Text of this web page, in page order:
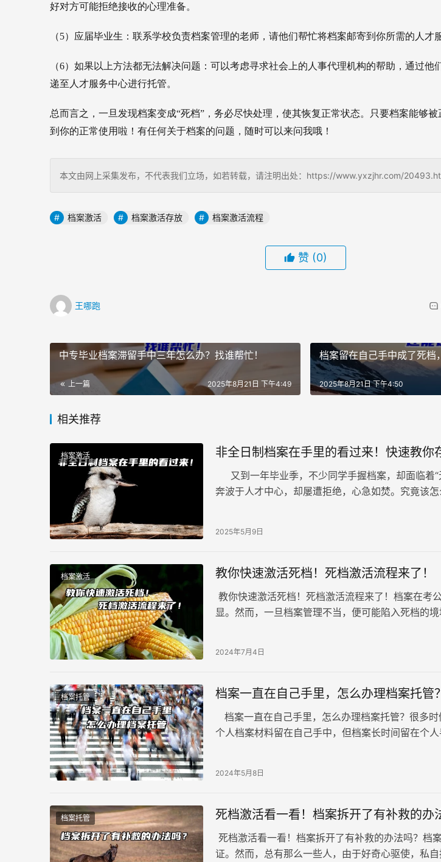
好对方可能拒绝接收的心理准备。
（5）应届毕业生：联系学校负责档案管理的老师，请他们帮忙将档案邮寄到你所需的人才
（6）如果以上方法都无法解决问题：可以考虑寻求社会上的人事代理机构的帮助，通过他
递至人才服务中心进行托管。
总而言之，一旦发现档案变成“死档”，务必尽快处理，使其恢复正常状态。只要档案能够
到你的正常使用啦！ 有任何关于档案的问题，随时可以来问我哦！
本文由网上采集发布，不代表我们立场，如若转载，请注明出处：https://www.yxzjhr.com/
档案激活 档案激活存放 档案激活流程
赞 (0)
王哪跑
中专毕业档案滞留手中三年怎么办？找谁帮忙！
上一篇 2025年8月21日 下午4:49
档案留在自己手中成了死档
2025年8月21日 下午4:50
相关推荐
档案激活 非全日制档案在手里的看过来！快速教你
又到一年毕业季，不少同学手握档案，却面临着“
奔波于人才中心，却屡遭拒绝，心急如焚。究竟该
2025年5月9日
档案激活 教你快速激活死档！死档激活流程来了！
教你快速激活死档！死档激活流程来了！档案在考
显。然而，一旦档案管理不当，便可能陷入死档的
2024年7月4日
档案托管 档案一直在自己手里，怎么办理档案托管？
档案一直在自己手里，怎么办理档案托管？很多
个人档案材料留在自己手中，但档案长时间留在个
效，无法正常使用。
2024年5月8日
档案托管 死档激活看一看！档案拆开了有补救的办
死档激活看一看！档案拆开了有补救的办法吗？档
证。然而，总有那么一些人，由于好奇心驱使，私